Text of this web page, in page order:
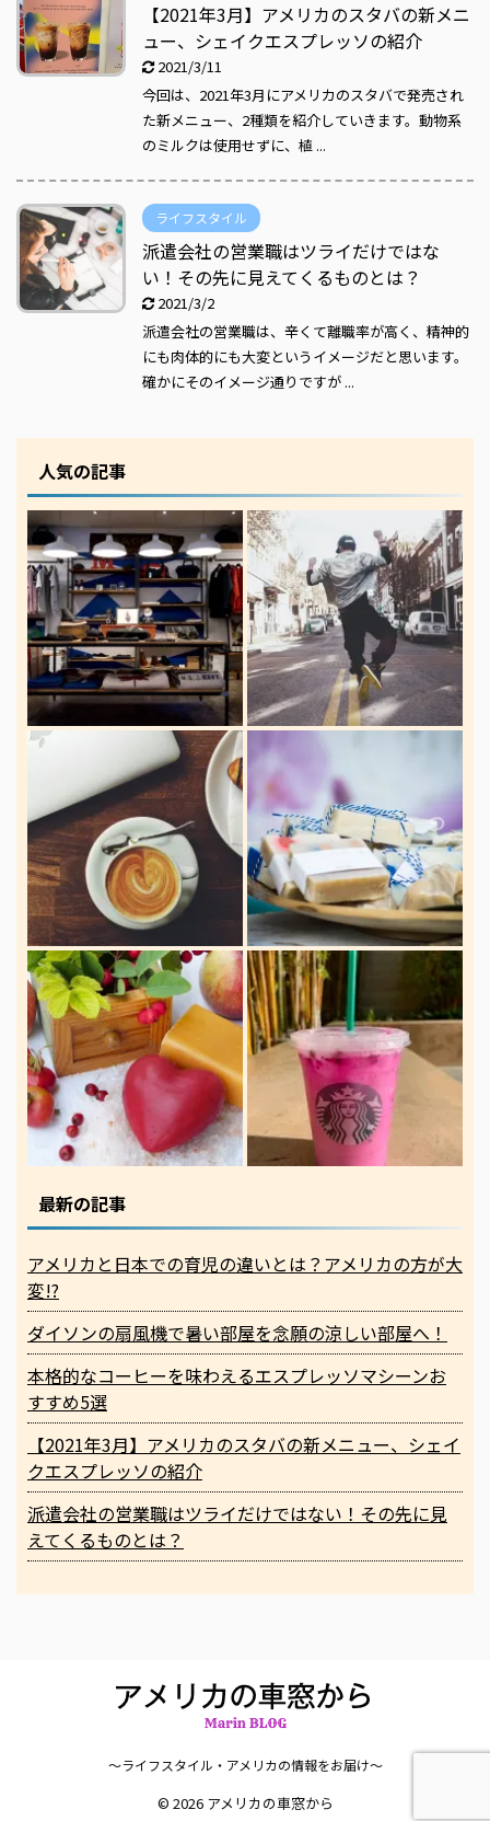
【2021年3月】アメリカのスタバの新メニ
ュー、シェイクエスプレッソの紹介
2021/3/11
今回は、2021年3月にアメリカのスタバで発売され
た新メニュー、2種類を紹介していきます。動物系
のミルクは使用せずに、植 ...
ライフスタイル
派遣会社の営業職はツライだけではな
い！その先に見えてくるものとは？
2021/3/2
派遣会社の営業職は、辛くて離職率が高く、精神的
にも肉体的にも大変というイメージだと思います。
確かにそのイメージ通りですが ...
人気の記事
最新の記事
アメリカと日本での育児の違いとは？アメリカの方が大
変!?
ダイソンの扇風機で暑い部屋を念願の涼しい部屋へ！
本格的なコーヒーを味わえるエスプレッソマシーンお
すすめ5選
【2021年3月】アメリカのスタバの新メニュー、シェイ
クエスプレッソの紹介
派遣会社の営業職はツライだけではない！その先に見
えてくるものとは？
〜ライフスタイル・アメリカの情報をお届け〜
© 2026 アメリカの車窓から